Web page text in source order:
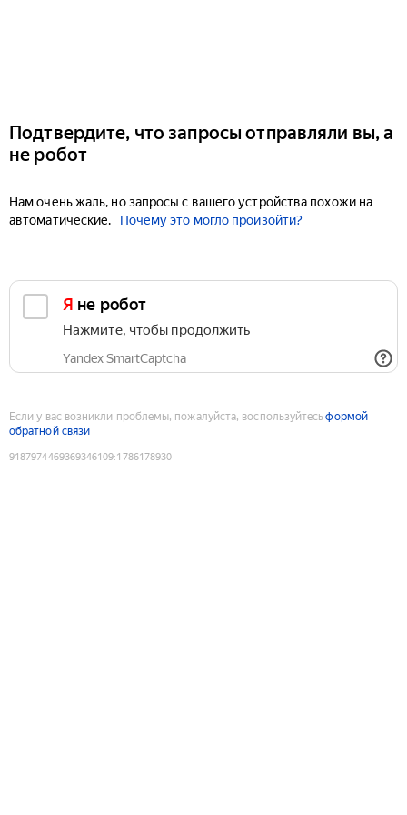
Подтвердите, что запросы отправляли вы, а
не робот
Нам очень жаль, но запросы с вашего устройства похожи на
автоматические.
Почему это могло произойти?
Я не робот
Нажмите, чтобы продолжить
Yandex SmartCaptcha
Если у вас возникли проблемы, пожалуйста, воспользуйтесьформой
обратной связи
9187974469369346109:1786178930